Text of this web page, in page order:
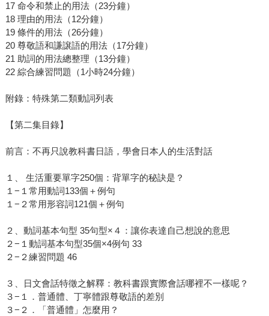
17 命令和禁止的用法（23分鐘）
18 理由的用法（12分鐘）
19 條件的用法（26分鐘）
20 尊敬語和謙譲語的用法（17分鐘）
21 助詞的用法總整理（13分鐘）
22 綜合練習問題（1小時24分鐘）
附錄：特殊第二類動詞列表
【第二集目錄】
前言：不再只說教科書日語，學會日本人的生活對話
１、 生活重要單字250個：背單字的秘訣是？
１−１常用動詞133個＋例句
１−２常用形容詞121個＋例句
２、動詞基本句型 35句型×４：讓你表達自己想說的意思
２−１動詞基本句型35個×4例句 33
２−２練習問題 46
３、日文會話特徵之解釋：教科書跟實際會話哪裡不一樣呢？
３−１．普通體、丁寧體跟尊敬語的差別
３−２．「普通體」怎麼用？